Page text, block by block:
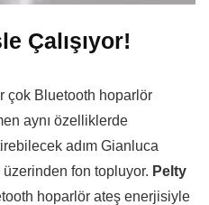
Çalışıyor!
çok Bluetooth hoparlör
aynı özelliklerde
adım Gianluca
fon topluyor. Pelty
hoparlör ateş enerjisiyle